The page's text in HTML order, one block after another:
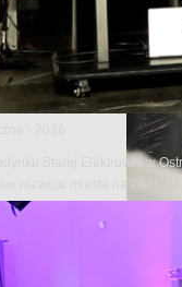
Starej Elektrowni w